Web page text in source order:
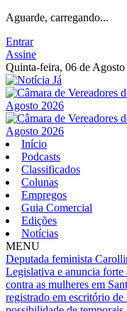
Aguarde, carregando...
Entrar
Assine
Quinta-feira, 06 de
Início
Podcasts
Classificados
Colunas
Empregos
Guia Comercial
Edições
Notícias
MENU
Deputada feminista
Legislativa e anuncia forte
contra as mulheres em
registrado em escritório de